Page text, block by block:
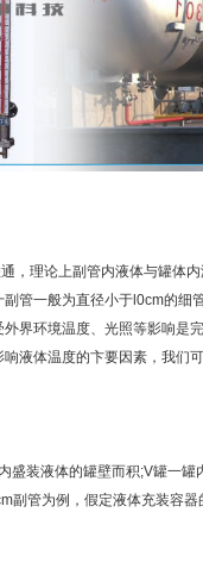
，理论上副管内液体与罐体
管一般为直径小于l0cm的细
界环境温度、光照等影响是
液体温度的卞要因素，我们
装液体的罐壁而积;V罐一罐
副管为例，假定液体充装容器